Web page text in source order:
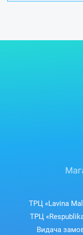
ТРЦ «Lavina
ТРЦ
Видача